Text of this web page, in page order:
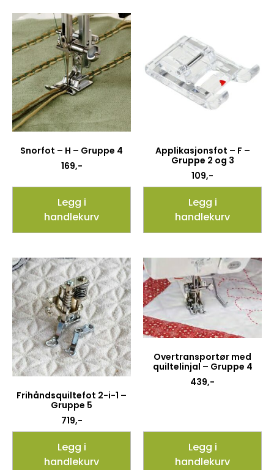
Snorfot – H – Gruppe 4
169,-
Legg i
handlekurv
Applikasjonsfot – F –
Gruppe 2 og 3
109,-
Legg i
handlekurv
Frihåndsquiltefot 2-i-1 –
Gruppe 5
719,-
Legg i
handlekurv
Overtransportør med
quiltelinjal – Gruppe 4
439,-
Legg i
handlekurv